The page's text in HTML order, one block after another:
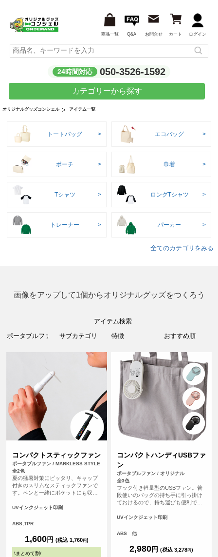
商品一覧 Q&A お問合せ カート ログイン
24時間対応 050-3526-1592
カテゴリーから探す
オリジナルグッズコンシェル アイテム一覧
トートバッグ エコバッグ
ポーチ 巾着
Tシャツ ロングTシャツ
トレーナー パーカー
全てのカテゴリをみる
画像をアップして1個からオリジナルグッズをつくろう
アイテム検索
コンパクトスティックファン
ポータブルファン / MARKLESS STYLE
全2色
夏の猛暑対策にピッタリ、キャップ
付きのスリムなスティックファンで
す。ペンと一緒にポケットにも収ま
てスマートに使うことができます。
ナルプリントが可能な唯一のアイテ
いつでもどこでも手軽に使用可能で
す。（※単4乾電池×2本は別売で
す）。
UVインクジェット印刷
ABS,TPR
1,600円 (税込 1,760円)
\まとめて割/
コンパクトハンディUSBファ
ン
ポータブルファン / オリジナル
全3色
フック付き軽量型のUSBファン。普
段使いのバッグの持ち手に引っ掛け
ておけるので、持ち運びも便利です
します。室内ではフックを横にして
バー部分へオリジナルプリントが可
やよりオリジナリティあふれるグッ
ズをご希望の方におススメです。
UVインクジェット印刷
ABS 他
2,980円 (税込 3,278円)